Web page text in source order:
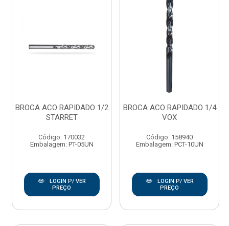
BROCA ACO RAPIDADO 1/2
STARRET
Código: 170032
Embalagem: PT-05UN
LOGIN P/ VER
PREÇO
BROCA ACO RAPIDADO 1/4
VOX
Código: 158940
Embalagem: PCT-10UN
LOGIN P/ VER
PREÇO